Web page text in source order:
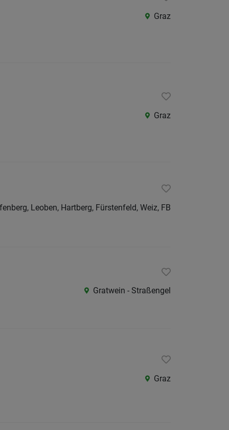
Graz
Graz
Leoben, Hartberg, Fürstenfeld, Weiz, FB
Gratwein - Straßengel
Graz